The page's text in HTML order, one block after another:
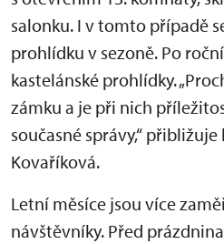
salonku. I v tomto případě
prohlídku v sezoně. Po
kastelánské prohlídky.
zámku a je při nich
současné správy,“ přibližuje
Kovaříková.
Letní měsíce jsou více
návštěvníky. Před